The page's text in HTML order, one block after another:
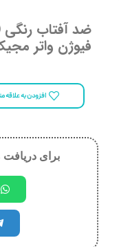
فیوژن واتر مجیک حجم
افزودن به علاقه
برای دریافت